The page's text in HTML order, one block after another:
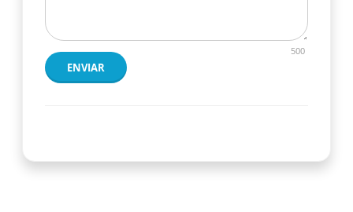
500
ENVIAR